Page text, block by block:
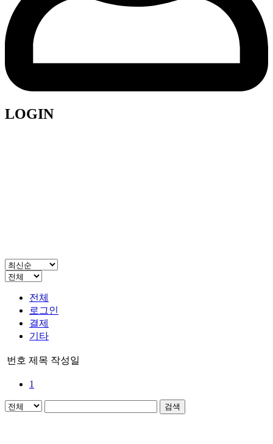
LOGIN
전체
로그인
결제
기타
번호 제목 작성일
1
검색